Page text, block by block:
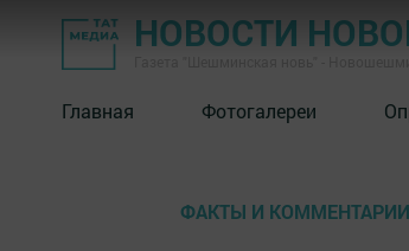
НОВОСТИ
Главная Фотогалереи
ФАКТЫ И КОММЕНТАРИИ